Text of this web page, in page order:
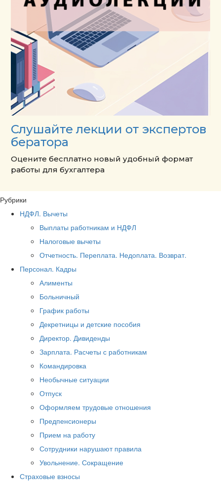
Слушайте лекции от экспертов
бератора
Оцените бесплатно новый удобный формат
работы для бухгалтера
Рубрики
НДФЛ. Вычеты
Выплаты работникам и НДФЛ
Налоговые вычеты
Отчетность. Переплата. Недоплата. Возврат.
Персонал. Кадры
Алименты
Больничный
График работы
Декретницы и детские пособия
Директор. Дивиденды
Зарплата. Расчеты с работникам
Командировка
Необычные ситуации
Отпуск
Оформляем трудовые отношения
Предпенсионеры
Прием на работу
Сотрудники нарушают правила
Увольнение. Сокращение
Страховые взносы